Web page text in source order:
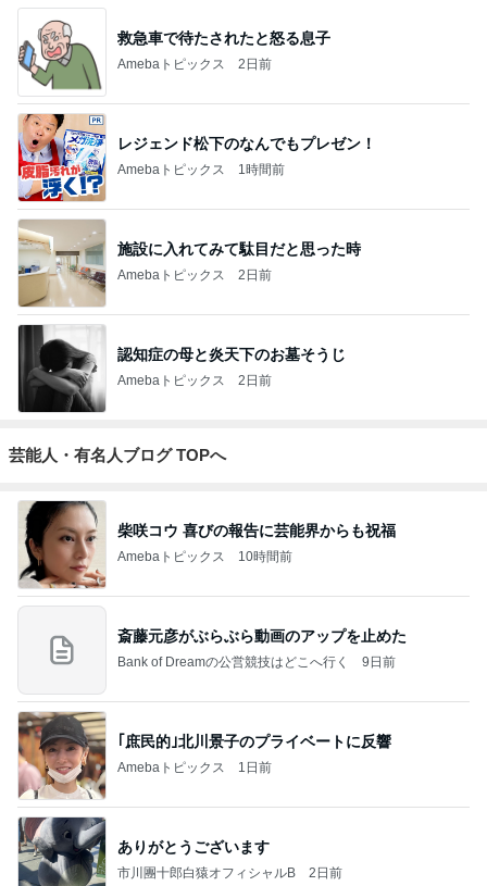
救急車で待たされたと怒る息子
Amebaトピックス 2日前
レジェンド松下のなんでもプレゼン！
Amebaトピックス 1時間前
施設に入れてみて駄目だと思った時
Amebaトピックス 2日前
認知症の母と炎天下のお墓そうじ
Amebaトピックス 2日前
芸能人・有名人ブログ TOPへ
柴咲コウ 喜びの報告に芸能界からも祝福
Amebaトピックス 10時間前
斎藤元彦がぶらぶら動画のアップを止めた
Bank of Dreamの公営競技はどこへ行く 9日前
｢庶民的｣北川景子のプライベートに反響
Amebaトピックス 1日前
ありがとうございます
市川團十郎白猿オフィシャルB 2日前